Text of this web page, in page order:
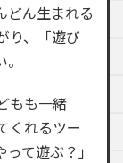
どん生まれる
り、「遊び
もも一緒
くれるツー
て遊ぶ？」